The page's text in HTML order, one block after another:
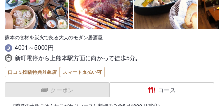
熊本の食材を炭火で炙る大人のモダン居酒屋
4001～5000円
新町電停から上熊本駅方面に向かって徒歩5分｡
口コミ投稿特典対象店 スマート支払い可
クーポン コース